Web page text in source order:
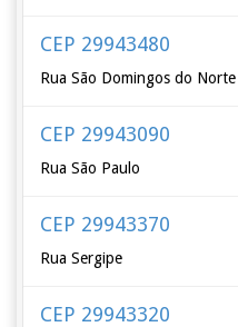
CEP 29943480
Rua São Domingos do Norte
CEP 29943090
Rua São Paulo
CEP 29943370
Rua Sergipe
CEP 29943320